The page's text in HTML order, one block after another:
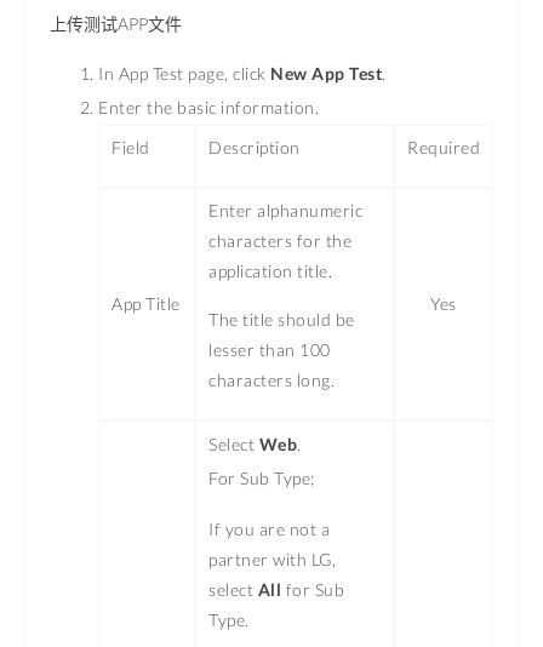
上传测试APP文件
In App Test page, click New App Test
Enter the basic information.
Field
Description Required
App Title
Enter alphanumeric
characters for the
application title.
The title should be
lesser than 100
characters long.
Yes
Select Web
For Sub Type;
If you are not a
partner with LG,
select All for Sub
Type.